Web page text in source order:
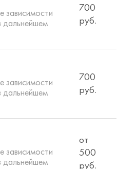
зависимости
дальнейшем
700
руб.
зависимости
дальнейшем
700
руб.
зависимости
дальнейшем
от
500
руб.